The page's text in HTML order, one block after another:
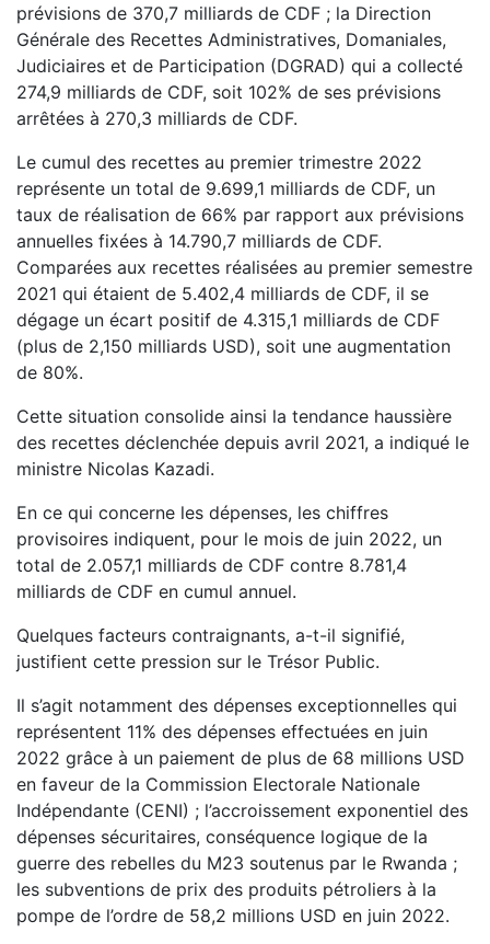
prévisions de 370,7 milliards de CDF ; la Direction
Générale des Recettes Administratives, Domaniales,
Judiciaires et de Participation (DGRAD) qui a collecté
274,9 milliards de CDF, soit 102% de ses prévisions
arrêtées à 270,3 milliards de CDF.
Le cumul des recettes au premier trimestre 2022
représente un total de 9.699,1 milliards de CDF, un
taux de réalisation de 66% par rapport aux prévisions
annuelles fixées à 14.790,7 milliards de CDF.
Comparées aux recettes réalisées au premier semestre
2021 qui étaient de 5.402,4 milliards de CDF, il se
dégage un écart positif de 4.315,1 milliards de CDF
(plus de 2,150 milliards USD), soit une augmentation
de 80%.
Cette situation consolide ainsi la tendance haussière
des recettes déclenchée depuis avril 2021, a indiqué le
ministre Nicolas Kazadi.
En ce qui concerne les dépenses, les chiffres
provisoires indiquent, pour le mois de juin 2022, un
total de 2.057,1 milliards de CDF contre 8.781,4
milliards de CDF en cumul annuel.
Quelques facteurs contraignants, a-t-il signifié,
justifient cette pression sur le Trésor Public.
Il s’agit notamment des dépenses exceptionnelles qui
représentent 11% des dépenses effectuées en juin
2022 grâce à un paiement de plus de 68 millions USD
en faveur de la Commission Electorale Nationale
Indépendante (CENI) ; l’accroissement exponentiel des
dépenses sécuritaires, conséquence logique de la
guerre des rebelles du M23 soutenus par le Rwanda ;
les subventions de prix des produits pétroliers à la
pompe de l’ordre de 58,2 millions USD en juin 2022.